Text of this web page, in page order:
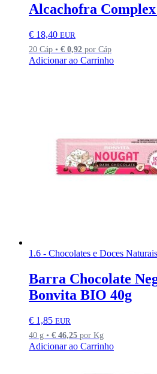
Alcachofra
€ 18,40 EUR
20 Cáp • € 0,92 por Cáp
Adicionar ao Carrinho
1.6 - Chocolates e Doces Naturais
Barra Chocolate
Bonvita BIO 40g
€ 1,85 EUR
40 g • € 46,25 por Kg
Adicionar ao Carrinho